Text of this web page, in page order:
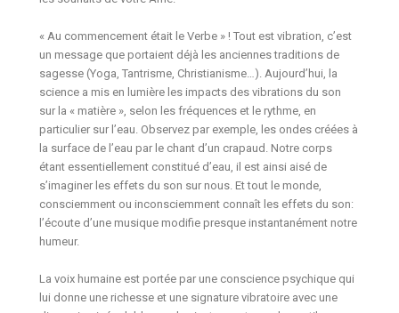
« Au commencement était le Verbe » ! Tout est vibration, c’est
un message que portaient déjà les anciennes traditions de
sagesse (Yoga, Tantrisme, Christianisme…). Aujourd’hui, la
science a mis en lumière les impacts des vibrations du son
sur la « matière », selon les fréquences et le rythme, en
particulier sur l’eau. Observez par exemple, les ondes créées à
la surface de l’eau par le chant d’un crapaud. Notre corps
étant essentiellement constitué d’eau, il est ainsi aisé de
s’imaginer les effets du son sur nous. Et tout le monde,
consciemment ou inconsciemment connaît les effets du son:
l’écoute d’une musique modifie presque instantanément notre
humeur.
La voix humaine est portée par une conscience psychique qui
lui donne une richesse et une signature vibratoire avec une